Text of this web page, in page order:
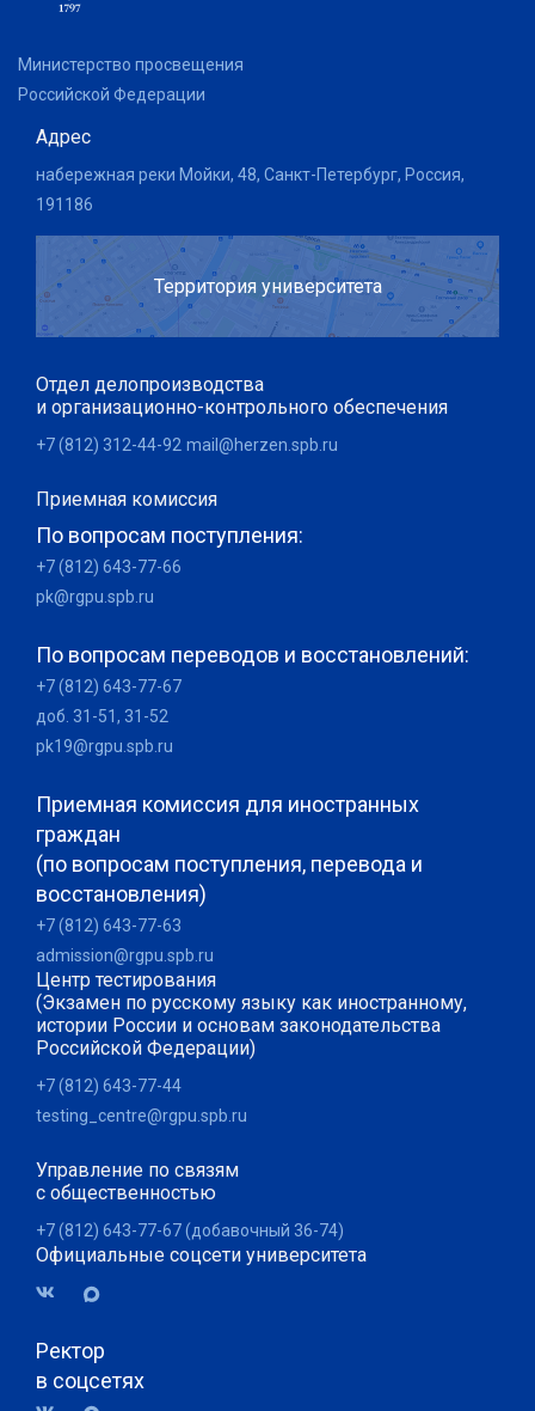
Министерство просвещения
Российской Федерации
Адрес
набережная реки Мойки, 48, Санкт-Петербург, Россия,
191186
Территория университета
Отдел делопроизводства
и организационно-контрольного обеспечения
+7 (812) 312-44-92 mail@herzen.spb.ru
Приемная комиссия
По вопросам поступления:
+7 (812) 643-77-66
pk@rgpu.spb.ru
По вопросам переводов и восстановлений:
+7 (812) 643-77-67
доб. 31-51, 31-52
pk19@rgpu.spb.ru
Приемная комиссия для иностранных
граждан
(по вопросам поступления, перевода и
восстановления)
+7 (812) 643-77-63
admission@rgpu.spb.ru
Центр тестирования
(Экзамен по русскому языку как иностранному,
истории России и основам законодательства
Российской Федерации)
+7 (812) 643-77-44
testing_centre@rgpu.spb.ru
Управление по связям
с общественностью
+7 (812) 643-77-67 (добавочный 36-74)
Официальные соцсети университета
Ректор
в соцсетях